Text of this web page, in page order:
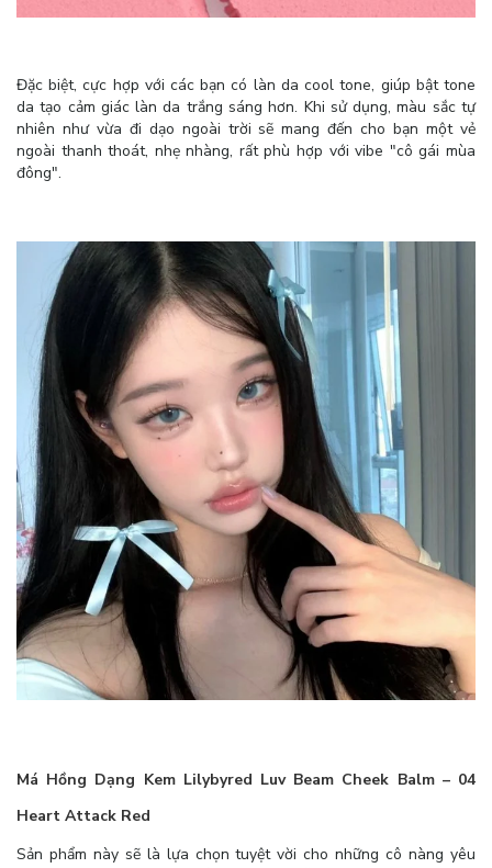
Đặc biệt, cực hợp với các bạn có làn da cool tone, giúp bật tone
da tạo cảm giác làn da trắng sáng hơn. Khi sử dụng, màu sắc tự
nhiên như vừa đi dạo ngoài trời sẽ mang đến cho bạn một vẻ
ngoài thanh thoát, nhẹ nhàng, rất phù hợp với vibe "cô gái mùa
đông".
Má Hồng Dạng Kem Lilybyred Luv Beam Cheek Balm – 04
Heart Attack Red
Sản phẩm này sẽ là lựa chọn tuyệt vời cho những cô nàng yêu